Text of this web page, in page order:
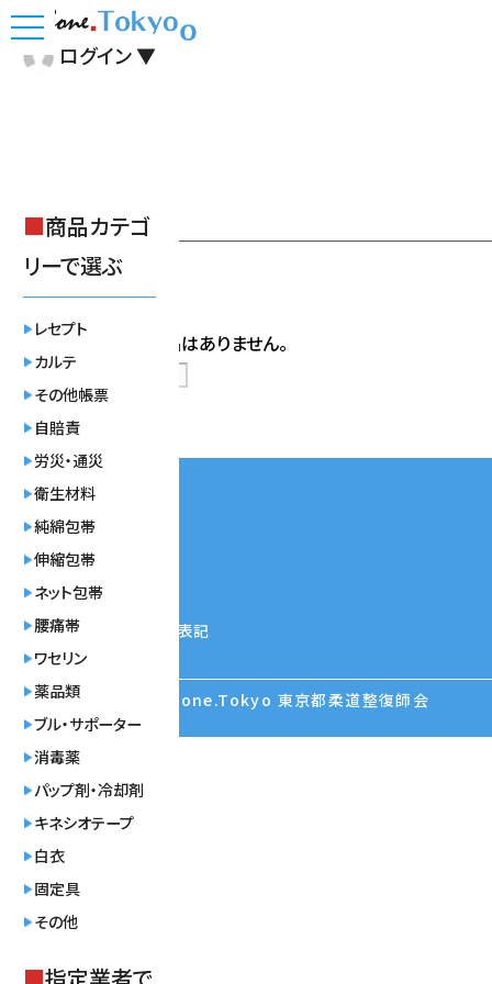
toggle
navigationログイン▼
■商品カテゴ
リーで選ぶ
レセプト
カルテ
その他帳票
自賠責
労災・通災
衛生材料
純綿包帯
伸縮包帯
ネット包帯
腰痛帯
ワセリン
薬品類
ブル・サポーター
消毒薬
パップ剤・冷却剤
キネシオテープ
白衣
固定具
その他
登録されている商品はありません。
利用規約
特定商取引法に基づく表記
© ©︎2024 Re Bone.Tokyo 東京都柔道整復師会